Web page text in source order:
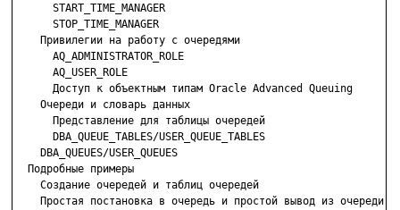
      START_TIME_MANAGER
      STOP_TIME_MANAGER
    Привилегии на работу с очередями
      AQ_ADMINISTRATOR_ROLE
      AQ_USER_ROLE
      Доступ к объектным типам Oracle Advanced Queuing
    Очереди и словарь данных
      Представление для таблицы очередей
      DBA_QUEUE_TABLES/USER_QUEUE_TABLES
    DBA_QUEUES/USER_QUEUES
  Подробные примеры
    Создание очередей и таблиц очередей
    Простая постановка в очередь и простой вывод из очереди